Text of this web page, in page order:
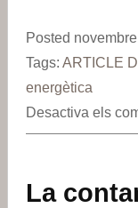
Posted
Tags: ARTICLE
energètica
Desactiva els
La